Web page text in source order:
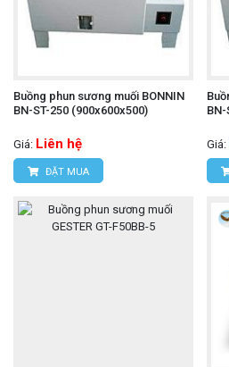
Buồng phun sương muối BONNIN
BN-ST-250 (900x600x500)
Giá: Liên hệ
ĐẶT MUA
BN-
Giá: